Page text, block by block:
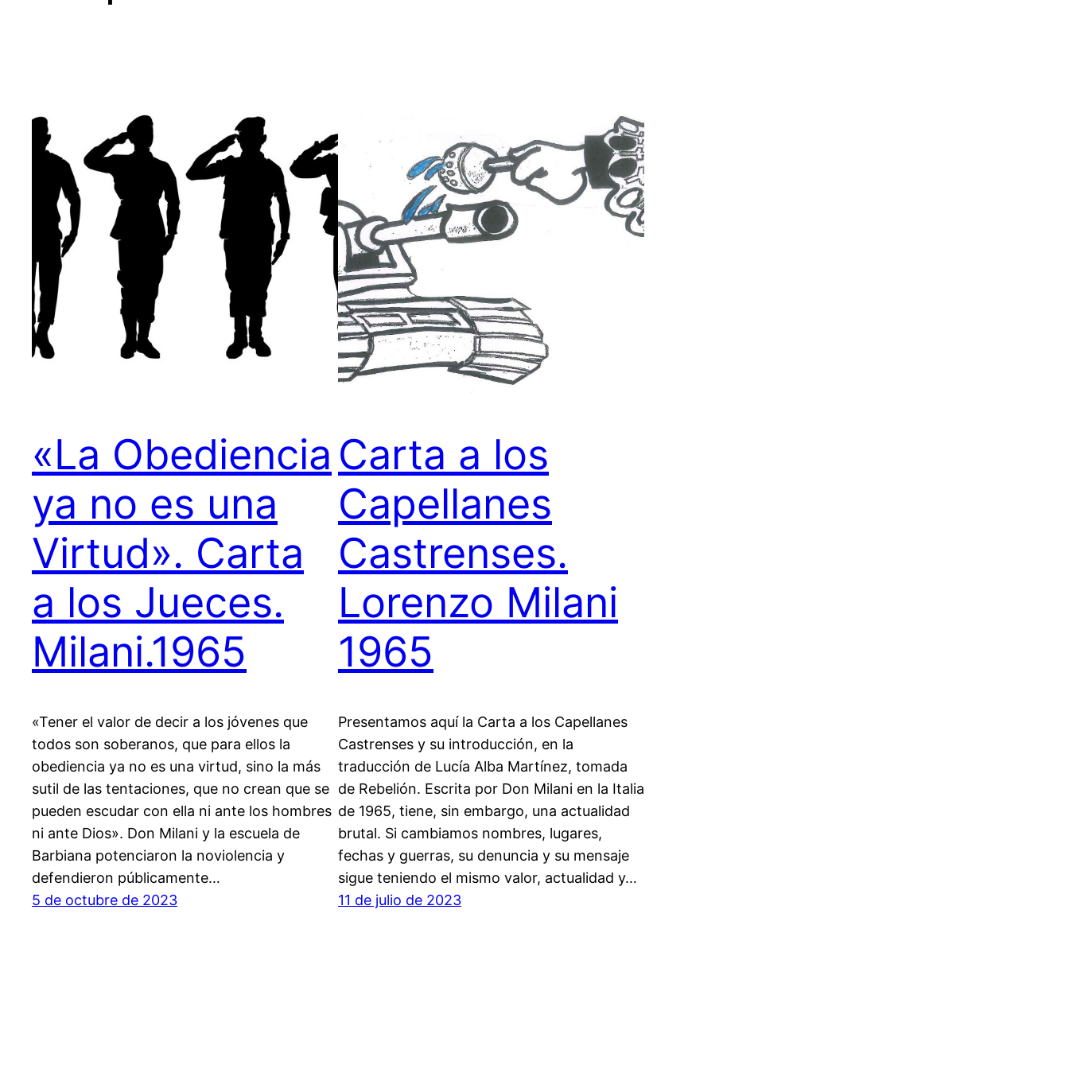
«La Obediencia
ya no es una
Virtud». Carta
a los Jueces.
Milani.1965
«Tener el valor de decir a los jóvenes que
todos son soberanos, que para ellos la
obediencia ya no es una virtud, sino la más
sutil de las tentaciones, que no crean que se
pueden escudar con ella ni ante los hombres
ni ante Dios». Don Milani y la escuela de
Barbiana potenciaron la noviolencia y
defendieron públicamente…
5 de octubre de 2023
Carta a los
Capellanes
Castrenses.
Lorenzo Milani
1965
Presentamos aquí la Carta a los Capellanes
Castrenses y su introducción, en la
traducción de Lucía Alba Martínez, tomada
de Rebelión. Escrita por Don Milani en la Italia
de 1965, tiene, sin embargo, una actualidad
brutal. Si cambiamos nombres, lugares,
fechas y guerras, su denuncia y su mensaje
sigue teniendo el mismo valor, actualidad y…
11 de julio de 2023